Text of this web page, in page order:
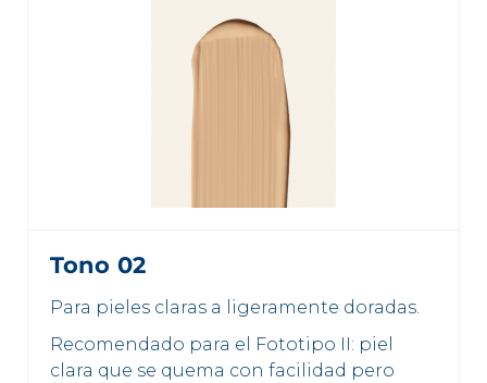
Tono 02
Para pieles claras a ligeramente doradas.
Recomendado para el Fototipo II: piel
clara que se quema con facilidad pero